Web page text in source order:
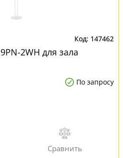
147462
2WH для зала
По запросу